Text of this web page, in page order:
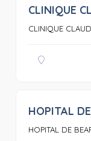
CLINIQUE
CLINIQUE
HOPITAL
HOPITAL DE